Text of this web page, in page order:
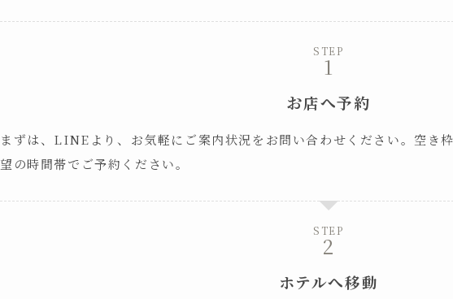
STEP
お店へ予約
まずは、LINEより、お気軽にご案内状況をお問い合わせください。空き
望の時間帯でご予約ください。
STEP
ホテルへ移動